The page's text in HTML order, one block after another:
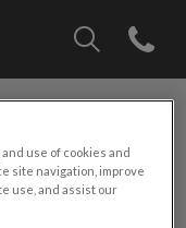
de Groupe
Open
Envoyer
use of cookies and
site navigation, improve
use, and assist our